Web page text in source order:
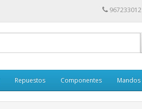
967233012
Repuestos Componentes Mandos